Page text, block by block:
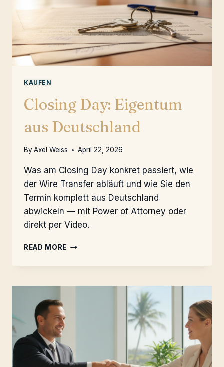
KAUFEN
Closing Day: Eigentum
aus Deutschland
ByAxel Weiss April 22, 2026
Was am Closing Day konkret passiert, wie
der Wire Transfer abläuft und wie Sie den
Termin komplett aus Deutschland
abwickeln — mit Power of Attorney oder
direkt per Video.
READ MORE CLOSING
DEUTSCHLAND